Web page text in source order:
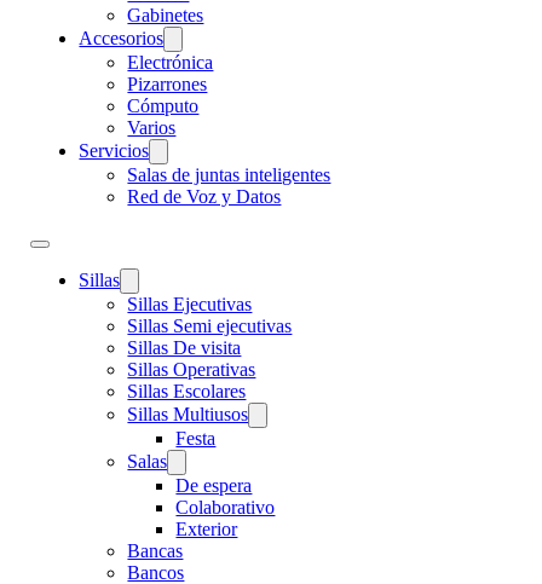
Gabinetes
Accesorios
Electrónica
Pizarrones
Cómputo
Varios
Servicios
Salas de juntas inteligentes
Red de Voz y Datos
Sillas
Sillas Ejecutivas
Sillas Semi ejecutivas
Sillas De visita
Sillas Operativas
Sillas Escolares
Sillas Multiusos
Festa
Salas
De espera
Colaborativo
Exterior
Bancas
Bancos